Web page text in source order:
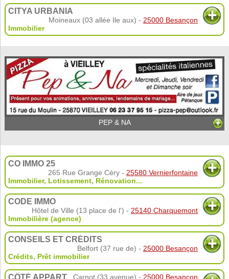
CITYA URBANIA
Moineaux (03 allée Ile aux) - 25000 Besançon
Immobilier
PEP & NA
CO IMMO 25
265 Rue Grange Céry - 25580 Vernierfontaine
Immobilier, Lotissement, Rénovation...
CODE IMMO
Hôtel de Ville (13 place de l') - 25140 Charquemont
Immobilière (agence)
CONSEILS ET CRÉDITS
Belfort (37 rue de) - 25000 Besançon
Crédits, Prêt immobilier
CÔTÉ APPART Carnot (33 avenue) - 25000 Besançon